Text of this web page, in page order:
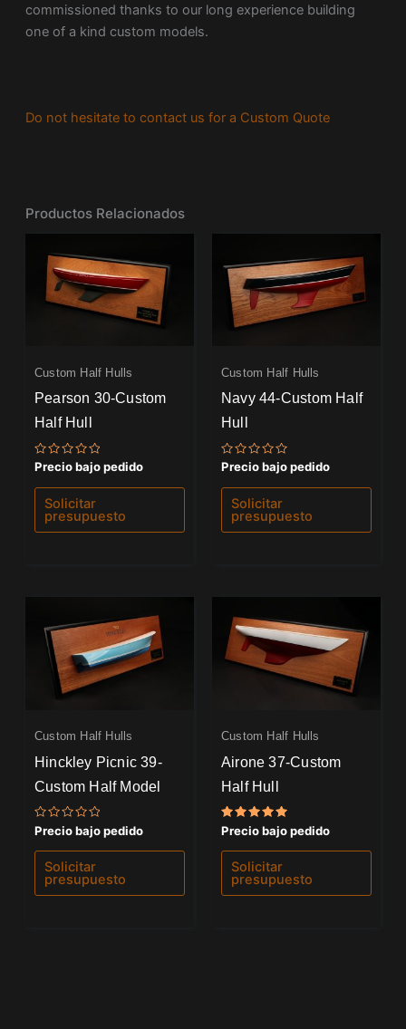
commissioned thanks to our long experience building
one of a kind custom models.
Do not hesitate to contact us for a Custom Quote
Productos Relacionados
Custom Half Hulls
Pearson 30-Custom
Half Hull
Valorado
0
de
Precio bajo pedido
Solicitar
presupuesto
Custom Half Hulls
Navy 44-Custom Half
Hull
Valorado
0
de
Precio bajo pedido
Solicitar
presupuesto
Custom Half Hulls
Hinckley Picnic 39-
Custom Half Model
Valorado
con
0
de
Precio bajo pedido
Solicitar
presupuesto
Custom Half Hulls
Airone 37-Custom
Half Hull
Valorado
con
5.00
de 5
Precio bajo pedido
Solicitar
presupuesto